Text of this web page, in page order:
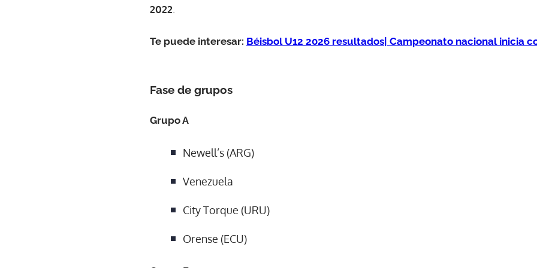
2022
Te puede interesar: Béisbol U12 2026 resultados| Campeonato nacional inicia
Fase de grupos
Grupo A
Newell’s (ARG)
Venezuela
City Torque (URU)
Orense (ECU)